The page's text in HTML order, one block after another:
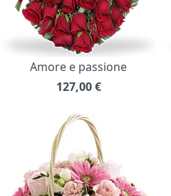
Amore e passione
127,00 €